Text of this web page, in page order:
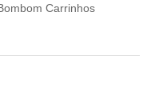
Carrinhos